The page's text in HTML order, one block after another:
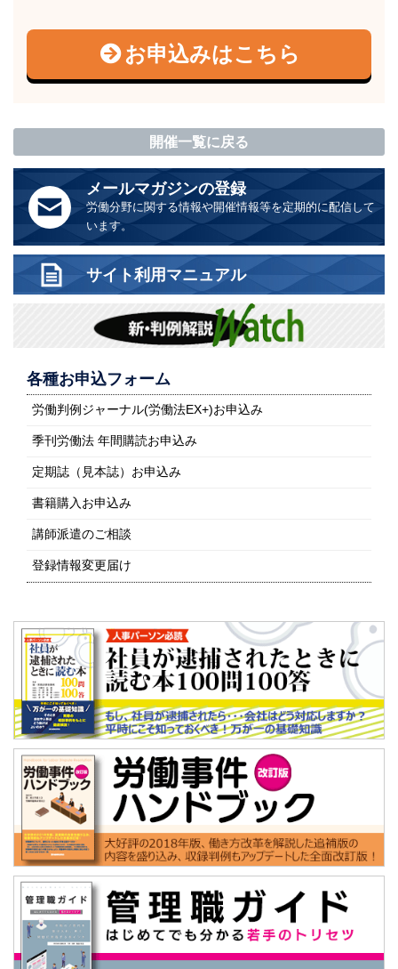
お申込みはこちら
開催一覧に戻る
メールマガジンの登録
労働分野に関する情報や開催情報等を定期的に配信して
います。
サイト利用マニュアル
各種お申込フォーム
労働判例ジャーナル(労働法EX+)お申込み
季刊労働法 年間購読お申込み
定期誌（見本誌）お申込み
書籍購入お申込み
講師派遣のご相談
登録情報変更届け